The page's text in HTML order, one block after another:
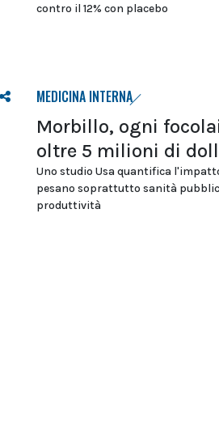
contro il 12% con placebo
MEDICINA INTERNA
Morbillo, ogni
oltre 5 milioni di
Uno studio Usa quantifica
pesano soprattutto sanità
produttività